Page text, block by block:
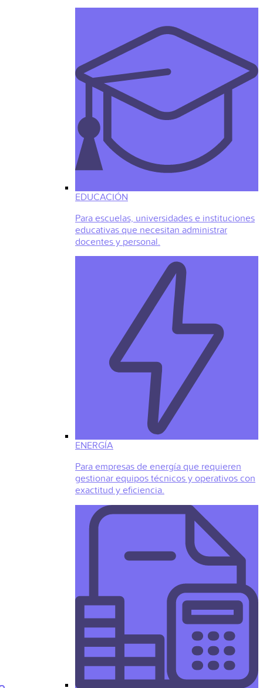
EDUCACIÓN
Para escuelas, universidades e instituciones
educativas que necesitan administrar
docentes y personal.
ENERGÍA
Para empresas de energía que requieren
gestionar equipos técnicos y operativos con
exactitud y eficiencia.